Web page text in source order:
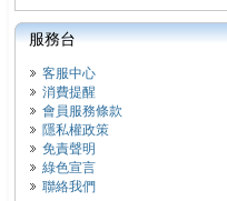
服務台
客服中心
消費提醒
會員服務條款
隱私權政策
免責聲明
綠色宣言
聯絡我們